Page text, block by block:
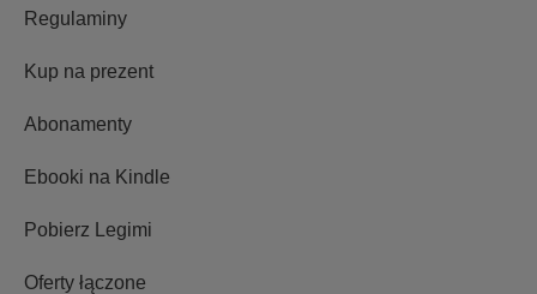
Regulaminy
Kup na prezent
Abonamenty
Ebooki na Kindle
Pobierz Legimi
Oferty łączone